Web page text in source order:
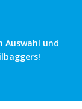
Auswahl und